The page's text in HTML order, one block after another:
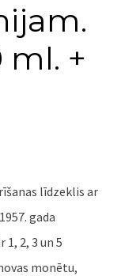
ml. +
līdzeklis ar
gada
2, 3 un 5
monētu,